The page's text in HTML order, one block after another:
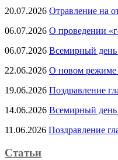
20.07.2026 Отравление на
06.07.2026 О проведении
06.07.2026 Всемирный день
22.06.2026 О новом режиме
19.06.2026 Поздравление
14.06.2026 Всемирный день
11.06.2026 Поздравление
Статьи